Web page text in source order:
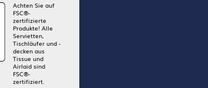
Achten Sie auf
FSC®-
zertifizierte
Produkte! Alle
Servietten,
Tischläufer und -
decken aus
Tissue und
Airlaid sind
FSC®-
zertifiziert.